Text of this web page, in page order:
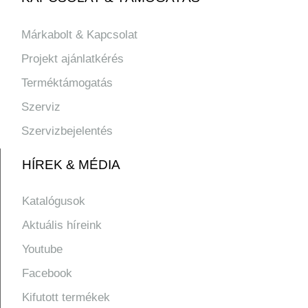
Márkabolt & Kapcsolat
Projekt ajánlatkérés
Terméktámogatás
Szerviz
Szervizbejelentés
HÍREK & MÉDIA
Katalógusok
Aktuális híreink
Youtube
Facebook
Kifutott termékek